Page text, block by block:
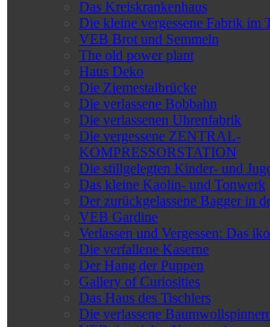
Das Kreiskrankenhaus
Die kleine vergessene Fabrik im
VEB Brot und Semmeln
The old power plant
Haus Deko
Die Ziemestalbrücke
Die verlassene Bobbahn
Die verlassenen Uhrenfabrik
Die vergessene ZENTRAL-
KOMPRESSORSTATION
Die stillgelegten Kinder- und
Das kleine Kaolin- und Tonwerk
Der zurückgelassene Bagger in
VEB Gardine
Verlassen und Vergessen: Das
Die verfallene Kaserne
Der Hang der Puppen
Gallery of Curiosities
Das Haus des Tischlers
Die verlassene